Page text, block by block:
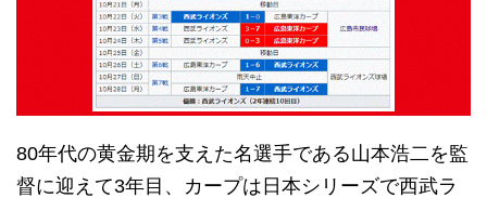
80年代の黄金期を支えた名選手である山本浩二を監
督に迎えて3年目、カープは日本シリーズで西武ラ